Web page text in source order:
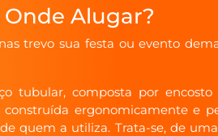
Alugar?
trevo sua festa ou evento
tubular, composta por encosto
ergonomicamente e
quem a utiliza. Trata-se, de